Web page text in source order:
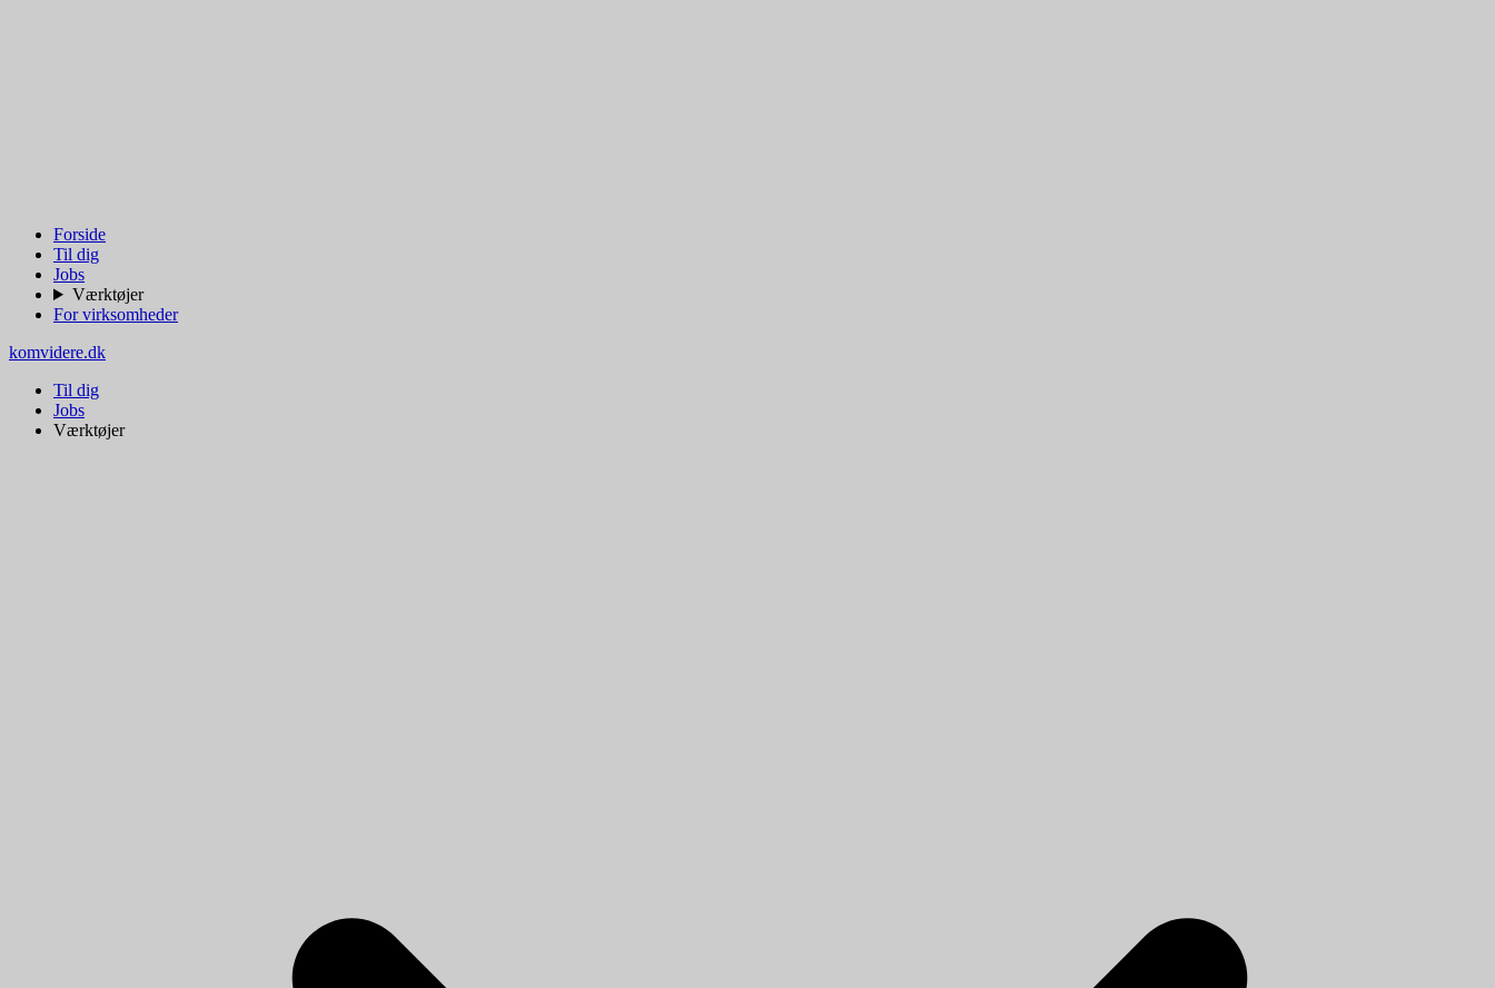
Forside
Til dig
Jobs
Værktøjer
For virksomheder
komvidere.dk
Til dig
Jobs
Værktøjer